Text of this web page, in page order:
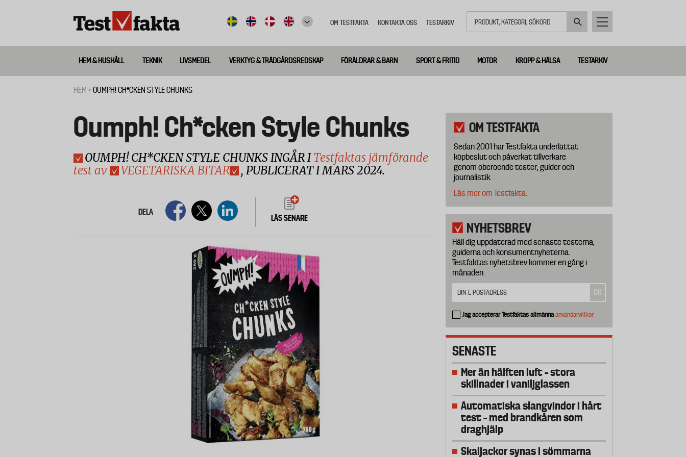
meny
OM TESTFAKTA KONTAKTA OSS TESTARKIV
Huvudmeny
ny
HEM & HUSHÅLL TEKNIK LIVSMEDEL VERKTYG & TRÄDGÅRDSREDSKAP FÖRÄLDRAR & BARN SPORT & FRITID MOTOR KROPP & HÄLSA TESTARKIV
HEM OUMPH! CH*CKEN STYLE CHUNKS
Oumph! Ch*cken Style Chunks
OUMPH! CH*CKEN STYLE CHUNKS INGÅR ITestfaktas jämförande
test av
VEGETARISKA BITAR , PUBLICERAT I MARS 2024.
DELA
LÄS SENARE
OM TESTFAKTA
Sedan 2001 har Testfakta underlättat
köpbeslut och påverkat tillverkare
genom oberoende tester, guider och
journalistik.
Läs mer om Testfakta.
NYHETSBREV
Håll dig uppdaterad med senaste testerna,
guiderna och konsumentnyheterna.
Testfaktas nyhetsbrev kommer en gång i
månaden.
Jag accepterar Testfaktas allmännaanvändarvillkor
SENASTE
Mer än hälften luft – stora
skillnader i vaniljglassen
Automatiska slangvindor i hårt
test – med brandkåren som
draghjälp
Skaljackor synas i sömmarna